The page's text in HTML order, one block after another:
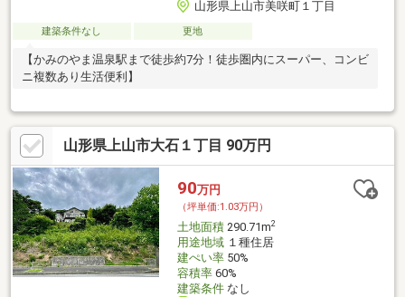
山形県上山市美咲町１丁目
建築条件なし 更地
【かみのやま温泉駅まで徒歩約7分！徒歩圏内にスーパー、コンビ
ニ複数あり生活便利】
山形県上山市大石１丁目 90万円
90万円
（坪単価:1.03万円）
土地面積290.71m2
用途地域１種住居
建ぺい率50%
容積率60%
建築条件なし